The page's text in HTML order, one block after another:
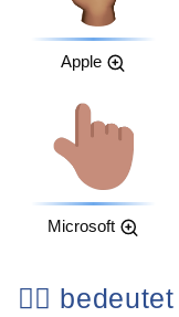
Apple
Microsoft
👆🏽 bedeutet Nach Oben Weisender